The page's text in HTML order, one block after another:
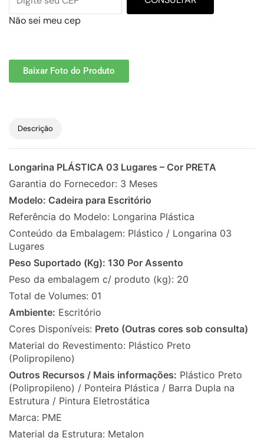
Não sei meu cep
Baixar Foto do Produto
Descrição
Longarina PLÁSTICA 03 Lugares – Cor PRETA
Garantia do Fornecedor: 3 Meses
Modelo: Cadeira para Escritório
Referência do Modelo: Longarina Plástica
Conteúdo da Embalagem: Plástico / Longarina 03
Lugares
Peso Suportado (Kg): 130 Por Assento
Peso da embalagem c/ produto (kg): 20
Total de Volumes: 01
Ambiente: Escritório
Cores Disponíveis: Preto (Outras cores sob consulta)
Material do Revestimento: Plástico Preto
(Polipropileno)
Outros Recursos / Mais informações: Plástico Preto
(Polipropileno) / Ponteira Plástica / Barra Dupla na
Estrutura / Pintura Eletrostática
Marca: PME
Material da Estrutura: Metalon